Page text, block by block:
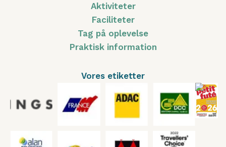
Aktiviteter
Faciliteter
Tag på oplevelse
Praktisk information
Vores etiketter